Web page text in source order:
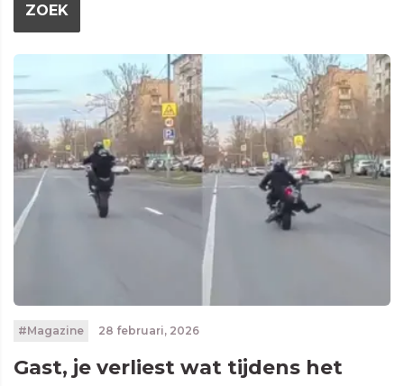
ZOEK
#Magazine 28 februari, 2026
Gast, je verliest wat tijdens het